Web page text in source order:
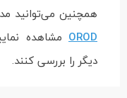
همچنین می‌توانید
OROD مشاهده
دیگر را بررسی کنند.